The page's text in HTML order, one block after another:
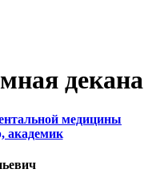
декана
медицины
академик